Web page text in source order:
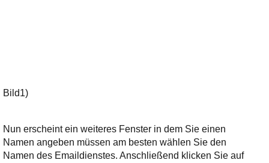
Bild1)
Nun erscheint ein weiteres Fenster in dem Sie einen
Namen angeben müssen am besten wählen Sie den
Namen des Emaildienstes. Anschließend klicken Sie auf